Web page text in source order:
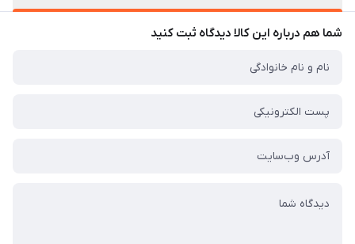
شما هم درباره این کالا دیدگاه ثبت کنید